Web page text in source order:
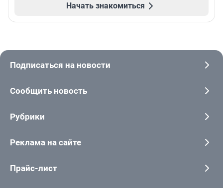
Начать знакомиться
Подписаться на новости
Сообщить новость
Рубрики
Реклама на сайте
Прайс-лист